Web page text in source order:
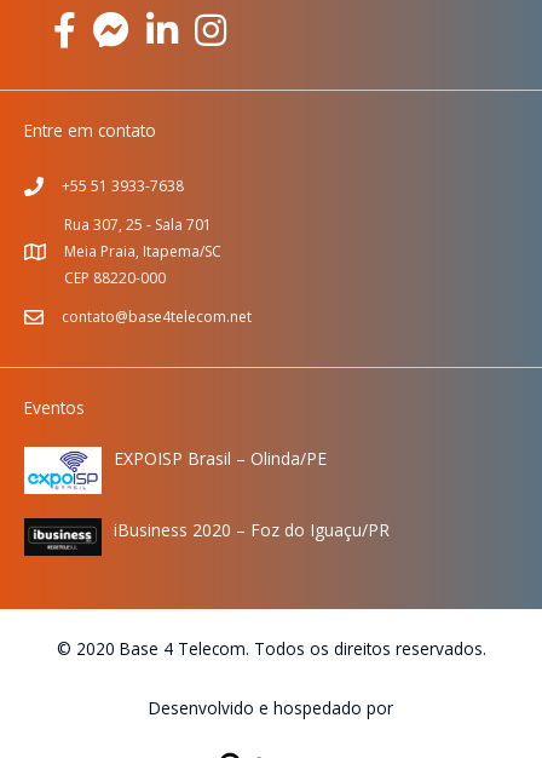
Entre em contato
+55 51 3933-7638
Rua 307, 25 - Sala 701
Meia Praia, Itapema/SC
CEP 88220-000
contato@base4telecom.net
Eventos
EXPOISP Brasil – Olinda/PE
iBusiness 2020 – Foz do Iguaçu/PR
© 2020 Base 4 Telecom. Todos os direitos reservados.
Desenvolvido e hospedado por